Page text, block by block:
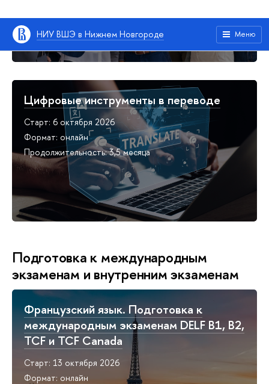
Цифровые инструменты в переводе
Старт: 6 октября 2026
Формат: онлайн
Продолжительность: 3,5 месяца
Подготовка к международным
экзаменам и внутренним экзаменам
Французский язык. Подготовка к
международным экзаменам DELF B1, B2,
TCF и TCF Сanada
Старт: 13 октября 2026
Формат: онлайн